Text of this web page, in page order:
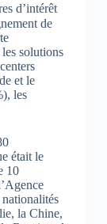
d’intérêt
de
solutions
et le
les
était le
10
la Chine,